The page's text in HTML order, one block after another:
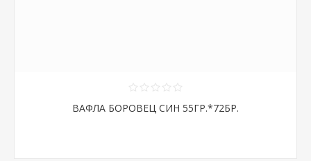
ВАФЛА БОРОВЕЦ СИН 55ГР.*72БР.